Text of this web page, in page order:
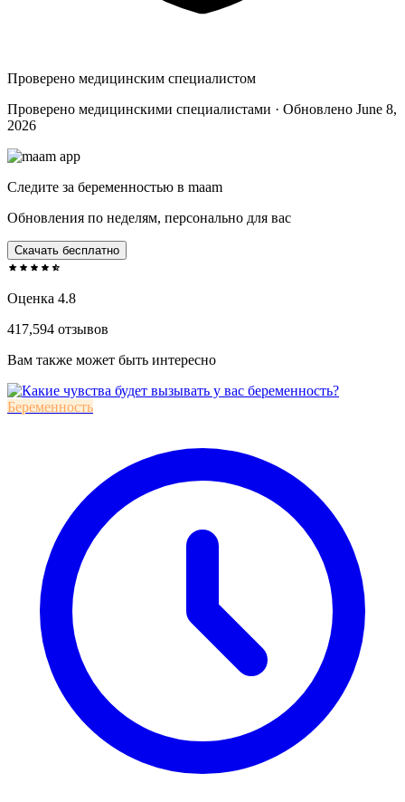
Проверено медицинским специалистом
Проверено медицинскими специалистами · Обновлено June 8,
2026
Следите за беременностью в maam
Обновления по неделям, персонально для вас
Скачать бесплатно
Оценка 4.8
417,594 отзывов
Вам также может быть интересно
Беременность